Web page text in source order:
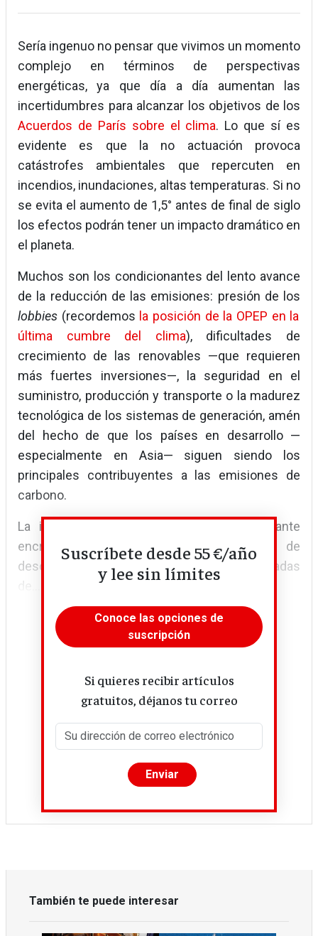
Sería ingenuo no pensar que vivimos un momento
complejo en términos de perspectivas
energéticas, ya que día a día aumentan las
incertidumbres para alcanzar los objetivos de los
Acuerdos de París sobre el clima. Lo que sí es
evidente es que la no actuación provoca
catástrofes ambientales que repercuten en
incendios, inundaciones, altas temperaturas. Si no
se evita el aumento de 1,5° antes de final de siglo
los efectos podrán tener un impacto dramático en
el planeta.
Muchos son los condicionantes del lento avance
de la reducción de las emisiones: presión de los
lobbies (recordemos la posición de la OPEP en la
última cumbre del clima), dificultades de
crecimiento de las renovables —que requieren
más fuertes inversiones—, la seguridad en el
suministro, producción y transporte o la madurez
tecnológica de los sistemas de generación, amén
del hecho de que los países en desarrollo —
especialmente en Asia— siguen siendo los
principales contribuyentes a las emisiones de
carbono.
La industria se encuentra en una importante
encrucijada. Aparte de los compromisos de
descarbonización, las incertidumbres derivadas
Suscríbete desde 55 €/año
y lee sin límites
Conoce las opciones de
suscripción
Si quieres recibir artículos
gratuitos, déjanos tu correo
También te puede interesar